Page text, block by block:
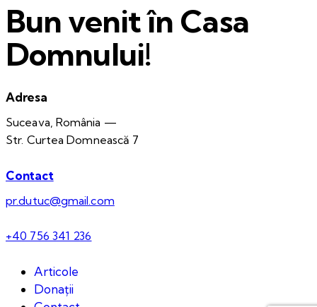
Bun venit în Casa
Domnului!
Adresa
Suceava, România —
Str. Curtea Domnească 7
Contact
pr.dutuc@gmail.com
+40 756 341 236
Articole
Donații